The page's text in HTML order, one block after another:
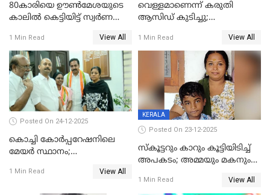
80കാരിയെ ഊൺമേശയുടെ
കാലിൽ കെട്ടിയിട്ട് സ്വർണവും
കൊച്ചുമകനും സുഹൃത്തും
അറസ്റ്റിൽ
1 Min Read View All
വെള്ളമാണെന്ന് കരുതി
ആസിഡ് കുടിച്ചു;
മരിച്ചു
1 Min Read View All
Posted On 24-12-2025
കൊച്ചി കോര്‍പ്പറേഷനിലെ
മേയര്‍ സ്ഥാനം;
രൂക്ഷം
1 Min Read View All
KERALA
Posted On 23-12-2025
സ്കൂട്ടറും കാറും കൂട്ടിയിടിച്ച്
അപകടം; അമ്മയും മകനും
ഗുരുതരാവസ്ഥയിൽ
1 Min Read View All